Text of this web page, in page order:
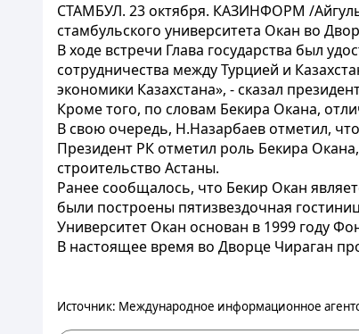
СТАМБУЛ. 23 октября. КАЗИНФОРМ /Айгуль
стамбульского университета Окан во
В ходе встречи Глава государства был
сотрудничества между Турцией и
экономики Казахстана», - сказал
Кроме того, по словам Бекира Окана,
В свою очередь, Н.Назарбаев отметил,
Президент РК отметил роль Бекира
строительство Астаны.
Ранее сообщалось, что Бекир Окан
были построены пятизвездочная
Университет Окан основан в 1999 году
В настоящее время во Дворце Чираган
Источник: Международное информационное